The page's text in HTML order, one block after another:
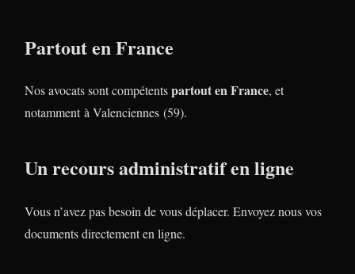
Partout en France
Nos avocats sont compétentspartout en France, et
notamment à Valenciennes (59).
Un recours administratif en ligne
Vous n’avez pas besoin de vous déplacer. Envoyez nous vos
documents directement en ligne.